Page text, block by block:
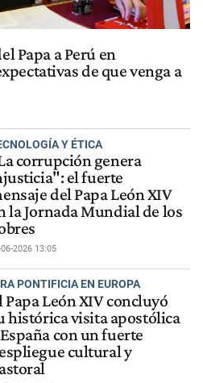
Papa a Perú en
de que venga a
Y ÉTICA
corrupción genera
el fuerte
del Papa León XIV
la Jornada Mundial de los
06-2026 13:05
PONTIFICIA EN EUROPA
Papa León XIV concluyó
histórica visita apostólica
con un fuerte
cultural y